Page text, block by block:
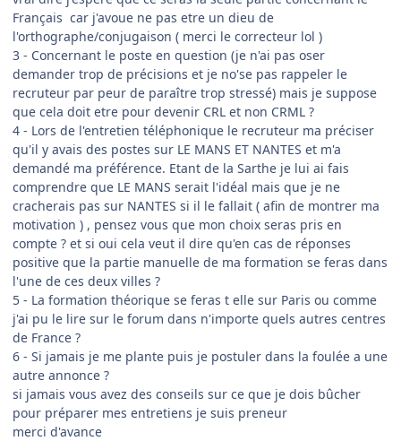
Français car j'avoue ne pas etre un dieu de
l'orthographe/conjugaison ( merci le correcteur lol )
3 - Concernant le poste en question (je n'ai pas oser
demander trop de précisions et je no'se pas rappeler le
recruteur par peur de paraître trop stressé) mais je suppose
que cela doit etre pour devenir CRL et non CRML ?
4 - Lors de l'entretien téléphonique le recruteur ma préciser
qu'il y avais des postes sur LE MANS ET NANTES et m'a
demandé ma préférence. Etant de la Sarthe je lui ai fais
comprendre que LE MANS serait l'idéal mais que je ne
cracherais pas sur NANTES si il le fallait ( afin de montrer ma
motivation ) , pensez vous que mon choix seras pris en
compte ? et si oui cela veut il dire qu'en cas de réponses
positive que la partie manuelle de ma formation se feras dans
l'une de ces deux villes ?
5 - La formation théorique se feras t elle sur Paris ou comme
j'ai pu le lire sur le forum dans n'importe quels autres centres
de France ?
6 - Si jamais je me plante puis je postuler dans la foulée a une
autre annonce ?
si jamais vous avez des conseils sur ce que je dois bûcher
pour préparer mes entretiens je suis preneur
merci d'avance